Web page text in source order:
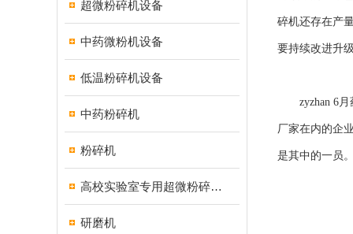
超微粉碎机设备
中药微粉机设备
低温粉碎机设备
中药粉碎机
粉碎机
高校实验室专用超微粉碎机设备
研磨机
碎机还存在产
要持续改进升
zyzhan 6月
厂家在内的企
是其中的一员。